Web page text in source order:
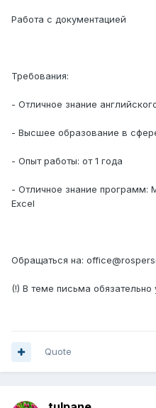
Работа с документацией
Требования:
- Отличное знание
- Высшее образование в
- Опыт работы: от 1 года
- Отличное знание программ:
Excel
Обращаться на:
(!) В теме письма
Quote